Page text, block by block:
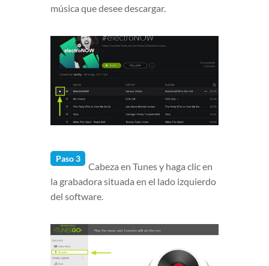
música que desee descargar.
Paso 3
Cabeza en Tunes y haga clic en
la grabadora situada en el lado izquierdo
del software.